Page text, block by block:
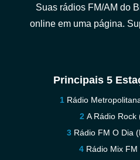
Suas rádios FM/AM do
online em uma página.
Principais 5
Rádio
A Rádio Rock
Rádio FM O Dia
Rádio Mix FM